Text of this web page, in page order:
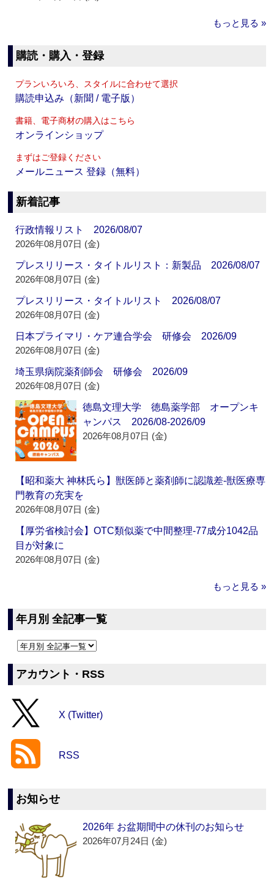
もっと見る »
購読・購入・登録
プランいろいろ、スタイルに合わせて選択
購読申込み（新聞 / 電子版）
書籍、電子商材の購入はこちら
オンラインショップ
まずはご登録ください
メールニュース 登録（無料）
新着記事
行政情報リスト 2026/08/07
2026年08月07日 (金)
プレスリリース・タイトルリスト：新製品 2026/08/07
2026年08月07日 (金)
プレスリリース・タイトルリスト 2026/08/07
2026年08月07日 (金)
日本プライマリ・ケア連合学会 研修会 2026/09
2026年08月07日 (金)
埼玉県病院薬剤師会 研修会 2026/09
2026年08月07日 (金)
徳島文理大学 徳島薬学部 オープンキ
ャンパス 2026/08-2026/09
2026年08月07日 (金)
【昭和薬大 神林氏ら】獣医師と薬剤師に認識差‐獣医療専
門教育の充実を
2026年08月07日 (金)
【厚労省検討会】OTC類似薬で中間整理‐77成分1042品
目が対象に
2026年08月07日 (金)
もっと見る »
年月別 全記事一覧
アカウント・RSS
X (Twitter)
RSS
お知らせ
2026年 お盆期間中の休刊のお知らせ
2026年07月24日 (金)